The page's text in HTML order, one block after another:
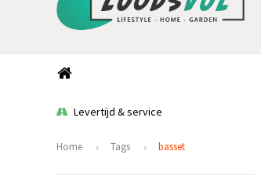
Levertijd & service
Home Tags basset